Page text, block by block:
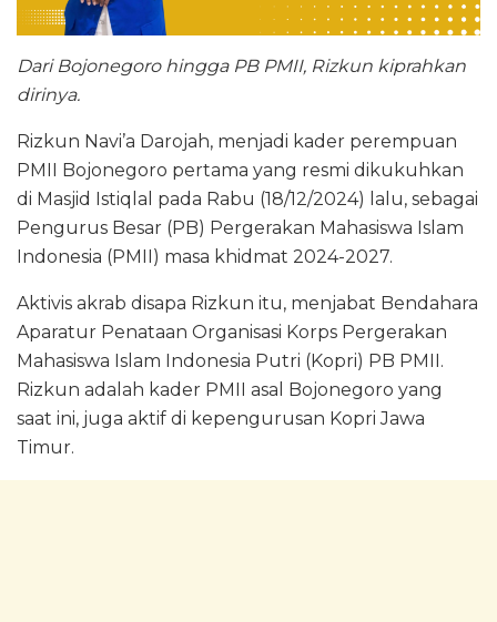
Dari Bojonegoro hingga PB PMII, Rizkun kiprahkan
dirinya.
Rizkun Navi’a Darojah, menjadi kader perempuan
PMII Bojonegoro pertama yang resmi dikukuhkan
di Masjid Istiqlal pada Rabu (18/12/2024) lalu, sebagai
Pengurus Besar (PB) Pergerakan Mahasiswa Islam
Indonesia (PMII) masa khidmat 2024-2027.
Aktivis akrab disapa Rizkun itu, menjabat Bendahara
Aparatur Penataan Organisasi Korps Pergerakan
Mahasiswa Islam Indonesia Putri (Kopri) PB PMII.
Rizkun adalah kader PMII asal Bojonegoro yang
saat ini, juga aktif di kepengurusan Kopri Jawa
Timur.